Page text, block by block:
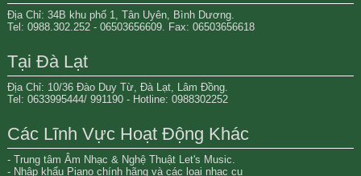
Địa Chỉ: 34B khu phố 1, Tân Uyên, Bình Dương.
Tel: 0988.302.252 - 06503656609. Fax: 06503656618
Tại Đà Lạt
Địa Chỉ: 10/36 Đào Duy Từ, Đà Lạt, Lâm Đồng.
Tel: 0633995444/ 991190 - Hotline: 0988302252
Các Lĩnh Vực Hoạt Động Khác
- Trung tâm Âm Nhạc & Nghệ Thuật Let's Music.
- Nhập khẩu Piano chính hãng và các loại nhạc cụ